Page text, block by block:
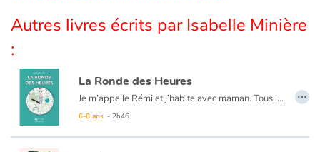
Blog
Actualités
Par thématique
Autres livres écrits par Isabelle Minière
:
La Ronde des Heures
Je m’appelle Rémi et j’habite avec maman. Tous les jours, elle me réveille, m’aide à me laver, à m’habiller. Elle me prépare à manger, me fait lire… Elle est toujours avec moi, sauf quand je suis à l’école. Aujourd’hui, quand je suis rentré, maman n’était pas là. J’ai pensé qu’elle me faisait une blague et je l’ai cherchée partout, mais je ne l’ai pas trouvée. Où est-elle?? Et surtout, comment vais-je me réveiller, me laver, m’habiller, manger?? Toutes ces questions me donnent mal à la tête, alors j’ai pris mon cahier de lecture et je m’y suis mis. D’habitude, la lecture me fatigue, mais là, elle me permet d’oublier que maman n’est pas là. Et puis, quand elle rentrera, elle sera fière de moi?!
6-8 ans - 2h46
…